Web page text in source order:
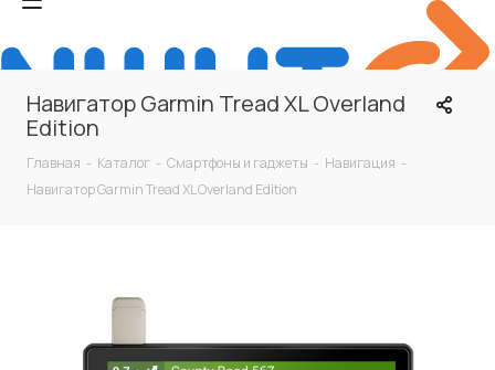
Навигатор Garmin Tread XL Overland
Edition
Главная - Каталог - Смартфоны и гаджеты - Навигация -
Навигатор Garmin Tread XL Overland Edition